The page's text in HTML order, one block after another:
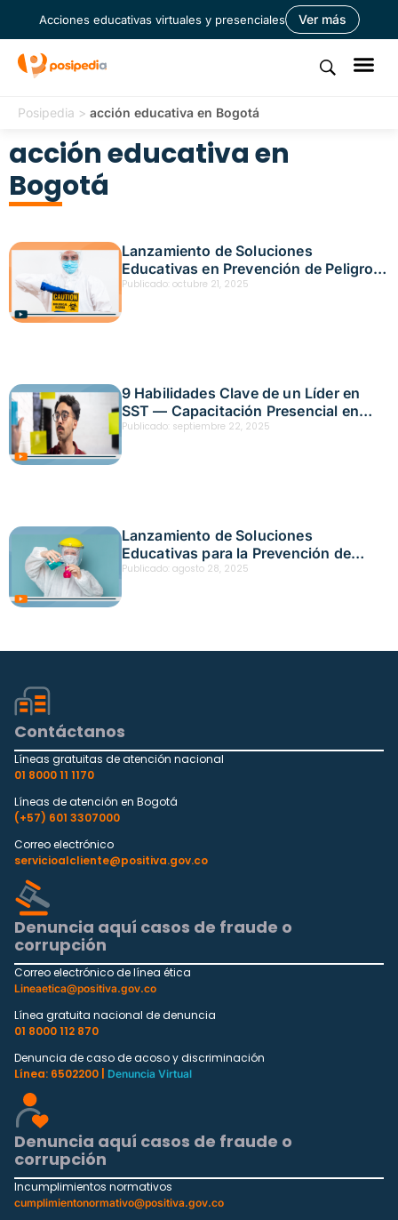
Acciones educativas virtuales y presenciales Ver más
Posipedia > acción educativa en Bogotá
acción educativa en
Bogotá
Lanzamiento de Soluciones
Educativas en Prevención de Peligros
Químicos en Bogotá – Fecha: octubre
Publicado: octubre 21, 2025
9 Habilidades Clave de un Líder en
SST — Capacitación Presencial en
Bogotá — Fecha: 16 de septiembre,
Publicado: septiembre 22, 2025
Lanzamiento de Soluciones
Educativas para la Prevención de
Peligros Químicos en Bogotá Fecha:
Publicado: agosto 28, 2025
Contáctanos
Líneas gratuitas de atención nacional
01 8000 11 1170
Líneas de atención en Bogotá
(+57) 601 3307000
Correo electrónico
servicioalcliente@positiva.gov.co
Denuncia aquí casos de fraude o
corrupción
Correo electrónico de línea ética
Lineaetica@positiva.gov.co
Línea gratuita nacional de denuncia
01 8000 112 870
Denuncia de caso de acoso y discriminación
Línea: 6502200 |
Denuncia Virtual
Denuncia aquí casos de fraude o
corrupción
Incumplimientos normativos
cumplimientonormativo@positiva.gov.co